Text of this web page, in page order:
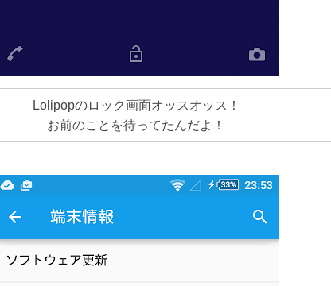
Lolipopのロック画面オッスオッス！
お前のことを待ってたんだよ！